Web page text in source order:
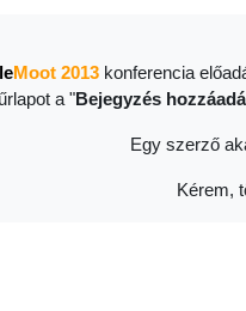
Moot 2013 konferencia
a "Bejegyzés
Egy szerző
Kérem,